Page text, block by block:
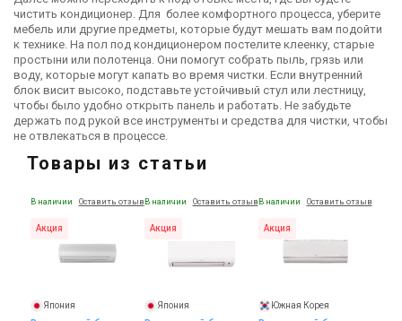
чистить кондиционер. Для более комфортного процесса, уберите
мебель или другие предметы, которые будут мешать вам подойти
к технике. На пол под кондиционером постелите клеенку, старые
простыни или полотенца. Они помогут собрать пыль, грязь или
воду, которые могут капать во время чистки. Если внутренний
блок висит высоко, подставьте устойчивый стул или лестницу,
чтобы было удобно открыть панель и работать. Не забудьте
держать под рукой все инструменты и средства для чистки, чтобы
не отвлекаться в процессе.
Товары из статьи
В наличии Оставить отзыв
Акция
Япония
В наличии Оставить отзыв
Акция
Япония
В наличии Оставить отзыв
Акция
Южная Корея